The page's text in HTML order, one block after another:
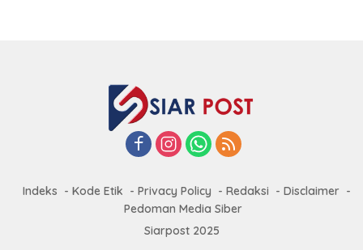
Indeks Kode Etik Privacy Policy Redaksi
Disclaimer
Pedoman Media Siber
Siarpost 2025